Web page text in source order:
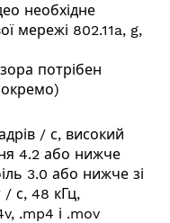
необхідне
мережі 802.11a, g,
потрібен
/ с, високий
4.2 або нижче
3.0 або нижче зі
/ с, 48 кГц,
.mp4 і .mov